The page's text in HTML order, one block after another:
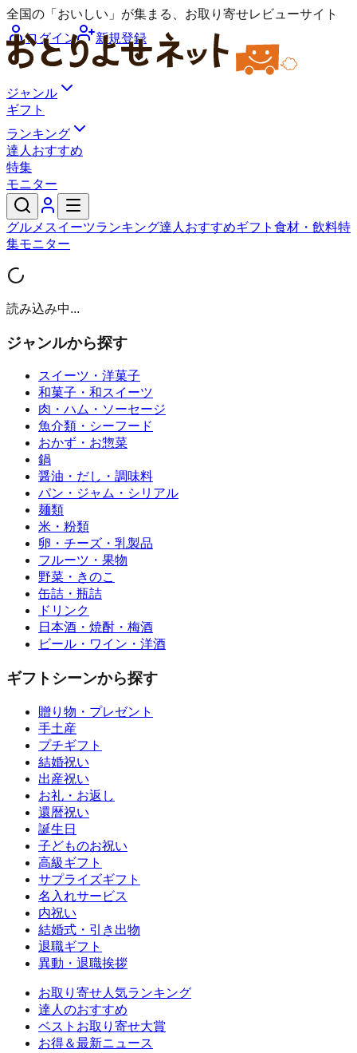
全国の「おいしい」が集まる、お取り寄せレビューサイト
ログイン
新規登録
ジャンル
ギフト
ランキング
達人おすすめ
特集
モニター
グルメ スイーツランキング達人おすすめギフト 食材・飲料特
集モニター
読み込み中...
ジャンルから探す
スイーツ・洋菓子
和菓子・和スイーツ
肉・ハム・ソーセージ
魚介類・シーフード
おかず・お惣菜
鍋
醤油・だし・調味料
パン・ジャム・シリアル
麺類
米・粉類
卵・チーズ・乳製品
フルーツ・果物
野菜・きのこ
缶詰・瓶詰
ドリンク
日本酒・焼酎・梅酒
ビール・ワイン・洋酒
ギフトシーンから探す
贈り物・プレゼント
手土産
プチギフト
結婚祝い
出産祝い
お礼・お返し
還暦祝い
誕生日
子どものお祝い
高級ギフト
サプライズギフト
名入れサービス
内祝い
結婚式・引き出物
退職ギフト
異動・退職挨拶
お取り寄せ人気ランキング
達人のおすすめ
ベストお取り寄せ大賞
お得＆最新ニュース